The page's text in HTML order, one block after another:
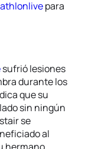
para
sufrió lesiones
durante los
que su
sin ningún
se
al